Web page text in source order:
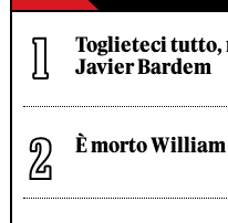
Toglieteci tutto,
Javier Bardem
È morto